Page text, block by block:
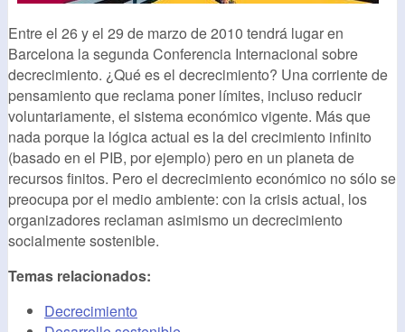
Entre el 26 y el 29 de marzo de 2010 tendrá lugar en
Barcelona la segunda Conferencia Internacional sobre
decrecimiento. ¿Qué es el decrecimiento? Una corriente de
pensamiento que reclama poner límites, incluso reducir
voluntariamente, el sistema económico vigente. Más que
nada porque la lógica actual es la del crecimiento infinito
(basado en el PIB, por ejemplo) pero en un planeta de
recursos finitos. Pero el decrecimiento económico no sólo se
preocupa por el medio ambiente: con la crisis actual, los
organizadores reclaman asimismo un decrecimiento
socialmente sostenible.
Temas relacionados:
Decrecimiento